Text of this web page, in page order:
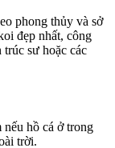
phong thủy và sở
đẹp nhất, công
sư hoặc các
hồ cá ở trong
trời.